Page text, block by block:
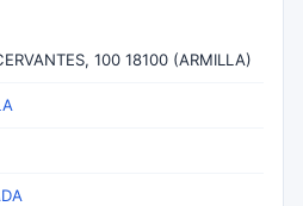
100 18100 (ARMILLA)